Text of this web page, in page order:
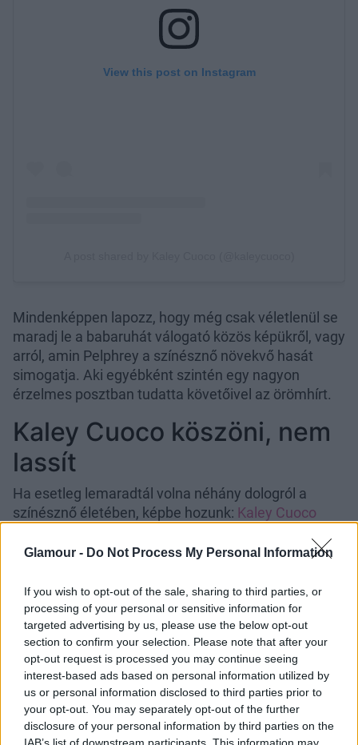
Glamour - Do Not Process My Personal Information
If you wish to opt-out of the sale, sharing to third parties, or
processing of your personal or sensitive information for
targeted advertising by us, please use the below opt-out
section to confirm your selection. Please note that after your
opt-out request is processed you may continue seeing
interest-based ads based on personal information utilized by
us or personal information disclosed to third parties prior to
your opt-out. You may separately opt-out of the further
disclosure of your personal information by third parties on the
IAB’s list of downstream participants. This information may
Mindenképpen lapozz, hogy még csak véletlenül se
maradj le a babaruhát válogató közös képükről, vagy
arról, amin Pelphrey a színésznő növekvő hasát
simogatja. Aki egyébként szintén egy nagyon
érzelmes posztban tudatta követőivel az örömhírt.
Kaley Cuoco köszöni, nem
lassít
Ha esetleg lemaradtál volna néhány dologról a
színésznő életében, képbe hozunk: Kaley Cuoco
kapcsolatukat, amikor közzétett néhány páros fotót
első vörös szőnyeges debütálásukra is a 2022-es
Emmy-díjátadón. Persze nem arról van szó, hogy
évekig titkolták volna szerelmüket, épp ellenkezőleg:
elképesztően friss kapcsolatról van szó, a páros
ugyanis áprilisban (mármint idén áprilisban!)
találkozott az Ozark 4. évadának premierjén, és már
a megismerkedésükkor sikerült elvarázsolniuk
egymást. „Szerelem volt első látásra” – nyilatkozta